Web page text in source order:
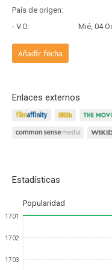
País de origen:
- V.O:
Mié, 04 Oct
Añadir fecha
Enlaces externos
Estadísticas
Popularidad
1701
1702
1703